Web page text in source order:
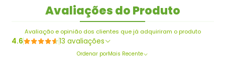
Avaliações do Produto
Avaliação e opinião dos clientes que já adquiriram o produto
4.6 13 avaliações
Ordenar porMais Recente